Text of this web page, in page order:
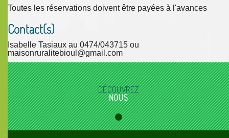
Toutes les réservations doivent être payées à l'avances
Contact(s)
Isabelle Tasiaux au 0474/043715 ou
maisonruralitebioul@gmail.com
DÉCOUVREZ
NOUS